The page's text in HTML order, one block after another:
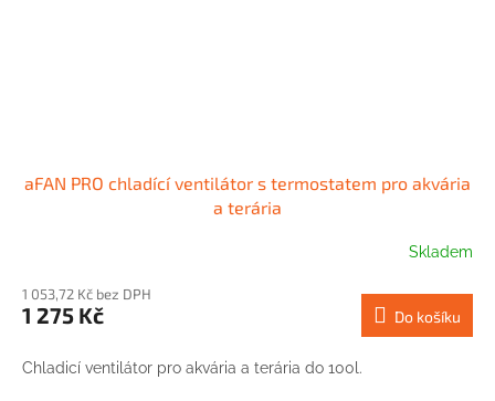
aFAN PRO chladící ventilátor s termostatem pro akvária
a terária
Skladem
1 053,72 Kč bez DPH
1 275 Kč Do košíku
Chladicí ventilátor pro akvária a terária do 100l.